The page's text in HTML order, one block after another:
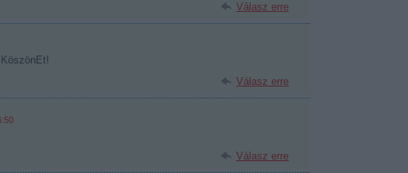
Válasz erre
Válasz erre
Válasz erre